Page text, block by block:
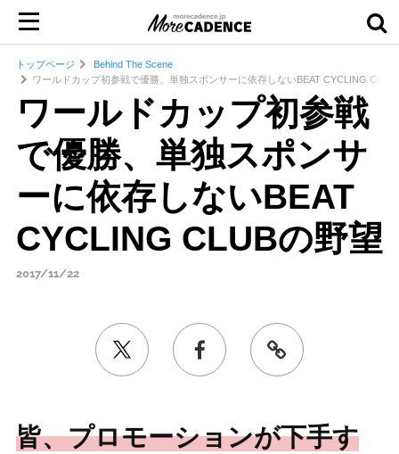
トップページ
Behind The Scene
ワールドカップ初参戦で優勝、単独スポンサーに依存しないBEAT CYCLING CLUB
ワールドカップ初参戦
で優勝、単独スポンサ
ーに依存しないBEAT
CYCLING CLUBの野望
2017/11/22
皆、プロモーションが下手す